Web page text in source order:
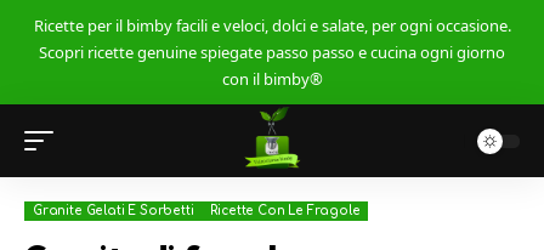
Ricette per il bimby facili e veloci, dolci e salate, per ogni occasione.
Scopri ricette genuine spiegate passo passo e cucina ogni giorno
con il bimby®
Granite Gelati E Sorbetti Ricette Con Le Fragole